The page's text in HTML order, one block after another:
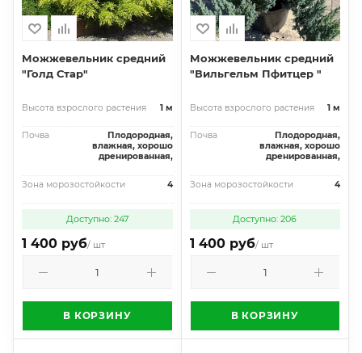
Можжевельник средний
"Голд Стар"
Высота взрослого растения 1 м
Почва
Плодородная,
влажная, хорошо
дренированная,
Зона морозостойкости 4
Доступно: 247
1 400 руб/ шт
В КОРЗИНУ
Можжевельник средний
"Вильгельм Пфитцер "
Высота взрослого растения 1 м
Почва
Плодородная,
влажная, хорошо
дренированная,
Зона морозостойкости 4
Доступно: 206
1 400 руб/ шт
В КОРЗИНУ